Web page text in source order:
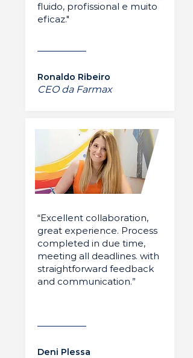
fluido, profissional e muito
eficaz."
Ronaldo Ribeiro
CEO da Farmax
“Excellent collaboration,
great experience. Process
completed in due time,
meeting all deadlines. with
straightforward feedback
and communication.”
Deni Plessa